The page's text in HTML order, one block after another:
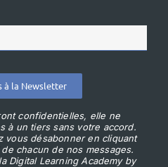
à la Newsletter
confidentielles, elle ne
à un tiers sans votre accord.
vous désabonner en cliquant
chacun de nos messages.
Digital Learning Academy by